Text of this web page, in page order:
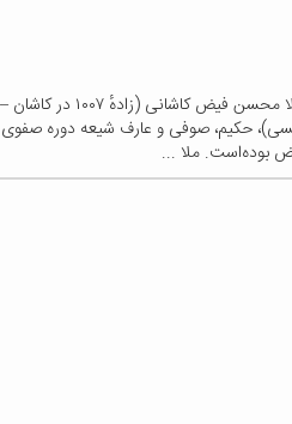
هجری شمسی)، حکیم، صوفی و عارف شیعه
بوده‌است. ملا ...